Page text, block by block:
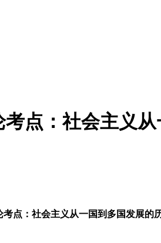
点：社会主义
点：社会主义从一国到多国发展的